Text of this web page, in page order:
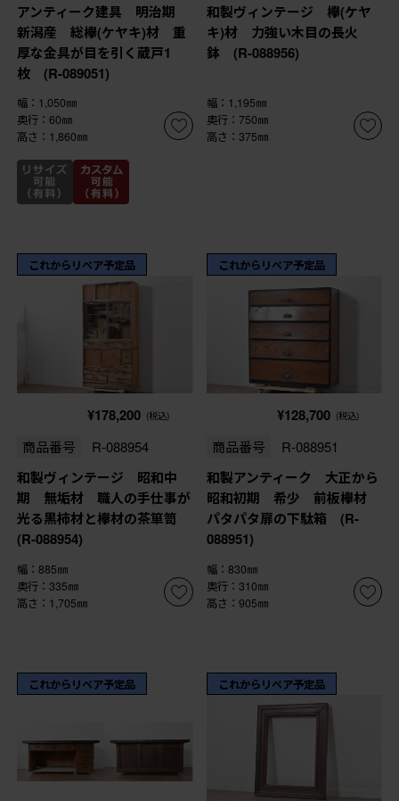
アンティーク建具 明治期
新潟産 総欅(ケヤキ)材 重
厚な金具が目を引く蔵戸1
枚 (R-089051)
幅：1,050㎜
奥行：60㎜
高さ：1,860㎜
和製ヴィンテージ 欅(ケヤ
キ)材 力強い木目の長火
鉢 (R-088956)
幅：1,195㎜
奥行：750㎜
高さ：375㎜
これからリペア予定品
¥178,200 (税込)
商品番号 R-088954
和製ヴィンテージ 昭和中
期 無垢材 職人の手仕事が
光る黒柿材と欅材の茶箪笥
(R-088954)
幅：885㎜
奥行：335㎜
高さ：1,705㎜
これからリペア予定品
¥128,700 (税込)
商品番号 R-088951
和製アンティーク 大正から
昭和初期 希少 前板欅材
パタパタ扉の下駄箱 (R-
088951)
幅：830㎜
奥行：310㎜
高さ：905㎜
これからリペア予定品 これからリペア予定品